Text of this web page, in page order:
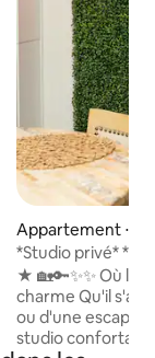
moyenne sur la
Appartement ⋅
*Studio privé*
d'Athens et du
★ 🏡🔑✨✨ Où le confort rencontre le
charme Qu'il s'agisse d'un court séjour
ou d'une
studio